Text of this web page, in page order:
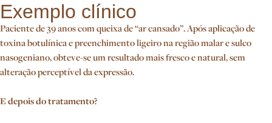
Exemplo clínico
Paciente de 39 anos com queixa de “ar cansado”. Após aplicação de
toxina botulínica e preenchimento ligeiro na região malar e sulco
nasogeniano, obteve-se um resultado mais fresco e natural, sem
alteração perceptível da expressão.
E depois do tratamento?